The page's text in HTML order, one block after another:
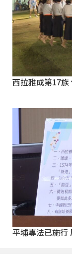
西拉雅成第17
平埔專法已施行